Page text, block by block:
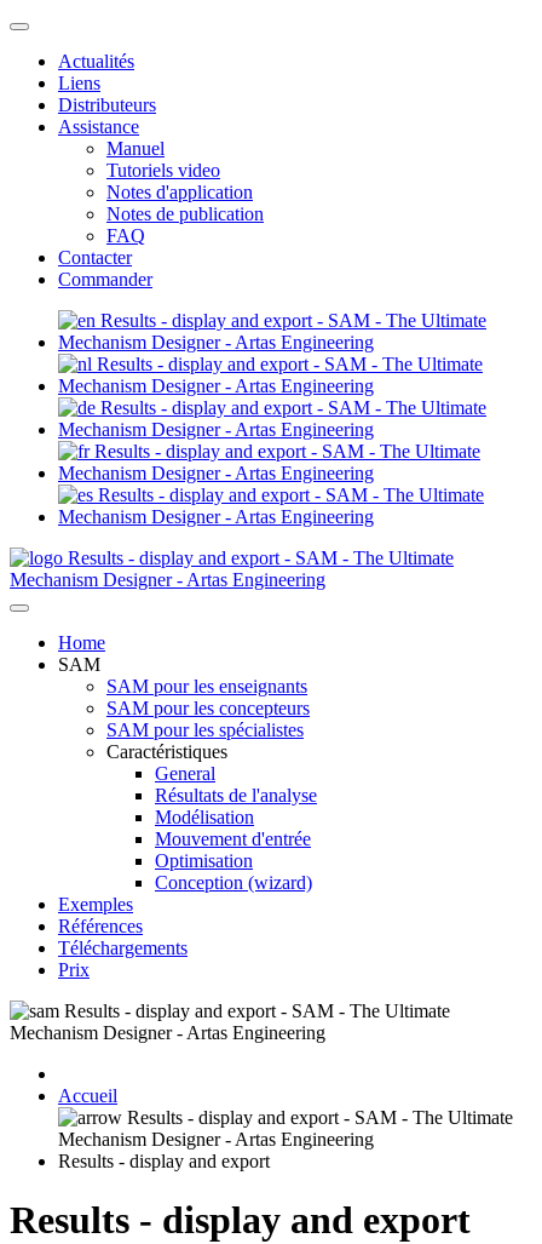
Actualités
Liens
Distributeurs
Assistance
Manuel
Tutoriels video
Notes d'application
Notes de publication
FAQ
Contacter
Commander
Home
SAM
SAM pour les enseignants
SAM pour les concepteurs
SAM pour les spécialistes
Caractéristiques
General
Résultats de l'analyse
Modélisation
Mouvement d'entrée
Optimisation
Conception (wizard)
Exemples
Références
Téléchargements
Prix
Accueil
Results - display and export
Results - display and export